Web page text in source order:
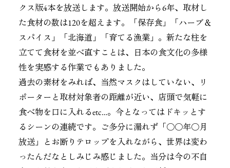
クス版4本を放送します。放送開始から6年、取材し
た食材の数は120を超えます。「保存食」「ハーブ＆
スパイス」「北海道」「育てる漁業」。新たな柱を
立てて食材を並べ直すことは、日本の食文化の多様
性を実感する作業でもありました。
過去の素材をみれば、当然マスクはしていない、リ
ポーターと取材対象者の距離が近い、店頭で気軽に
食べ物を口に入れるetc…。今となってはドキッとす
るシーンの連続です。ご多分に漏れず「○○年○月
放送」とお断りテロップを入れながら、世界は変わ
ったんだなとしみじみ感じました。当分は今の不自